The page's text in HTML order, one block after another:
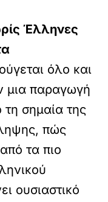
Έλληνες
όλο και
μια παραγωγή
σημαία της
πώς
τα πιο
ουσιαστικό